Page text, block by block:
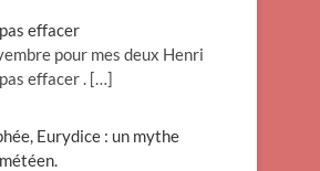
effacer
pour mes deux Henri
effacer . […]
Eurydice : un mythe